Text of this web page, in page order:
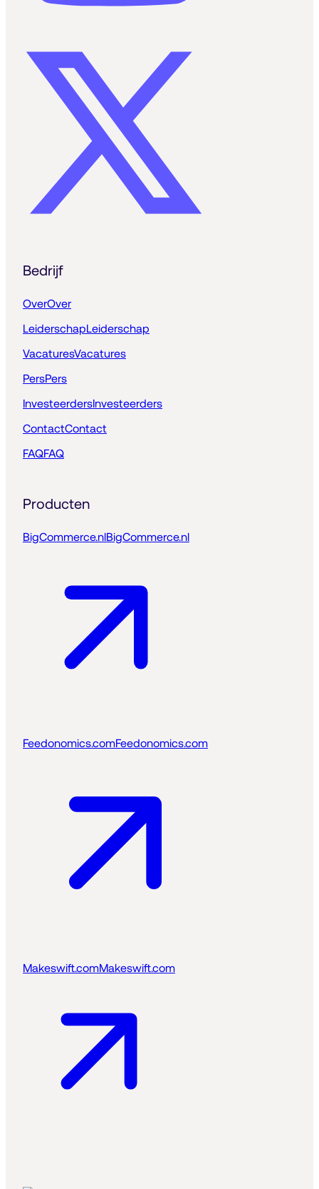
Bedrijf
OverOver
LeiderschapLeiderschap
VacaturesVacatures
PersPers
InvesteerdersInvesteerders
ContactContact
FAQFAQ
Producten
BigCommerce.nlBigCommerce.nl
Feedonomics.comFeedonomics.com
Makeswift.comMakeswift.com